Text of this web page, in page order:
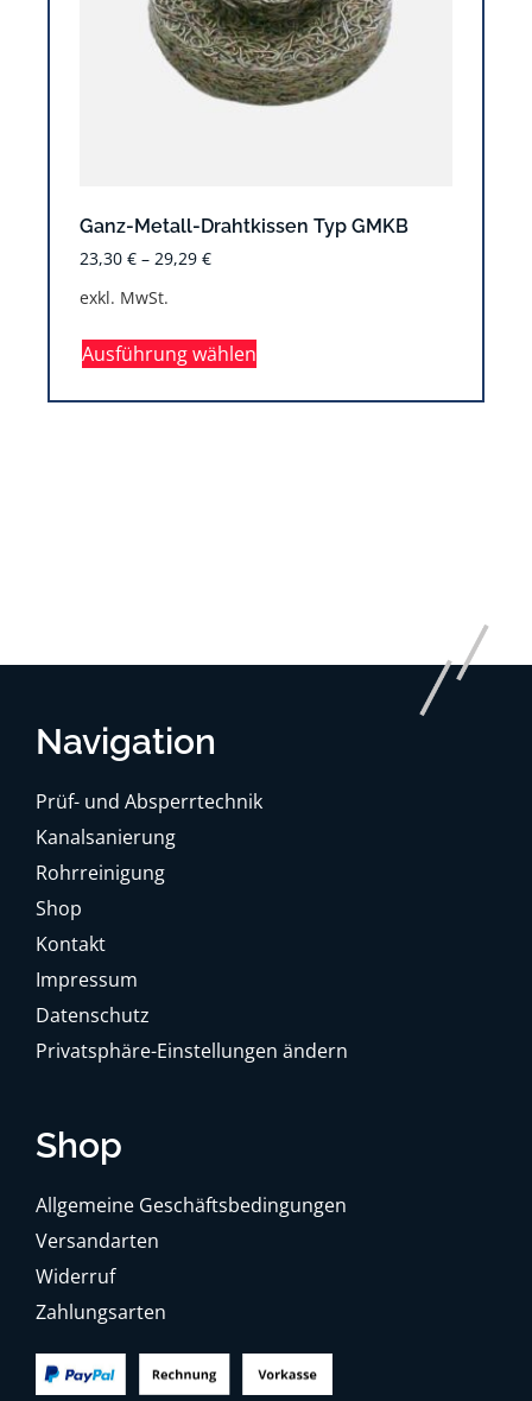
Ganz-Metall-Drahtkissen Typ GMKB
23,30 € – 29,29 €
exkl. MwSt.
Ausführung wählen
Navigation
Prüf- und Absperrtechnik
Kanalsanierung
Rohrreinigung
Shop
Kontakt
Impressum
Datenschutz
Privatsphäre-Einstellungen ändern
Shop
Allgemeine Geschäftsbedingungen
Versandarten
Widerruf
Zahlungsarten